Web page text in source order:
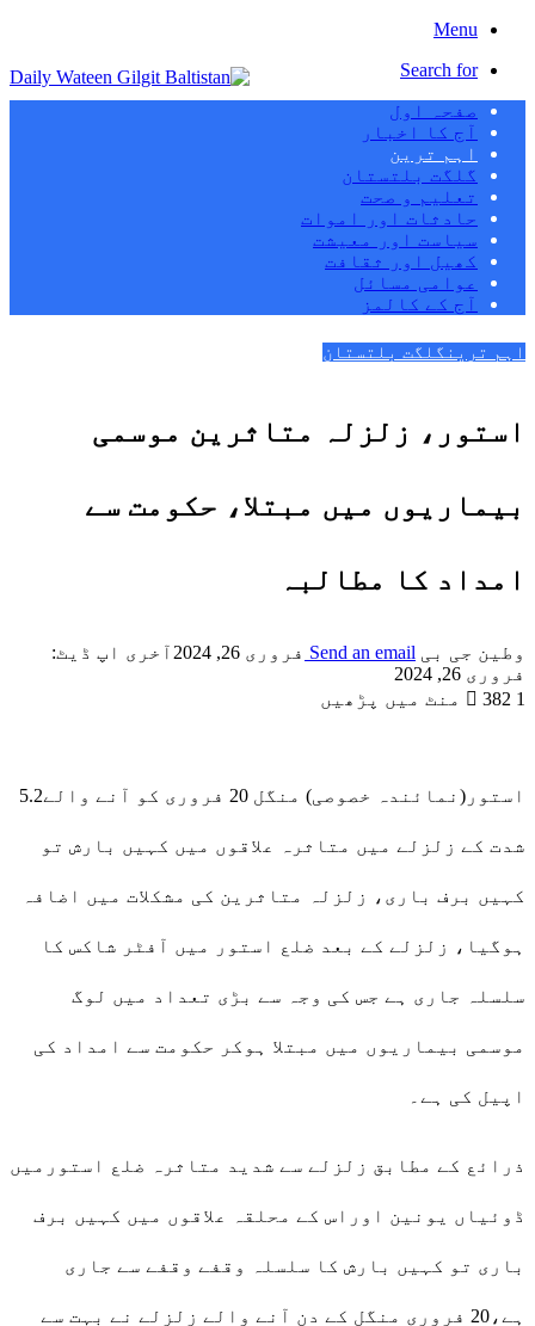
Menu
Search for
صفحہ اول
آج کا اخبار
اہم ترین
گلگت بلتستان
تعلیم و صحت
حادثات اور اموات
سیاست اور معیشت
کھیل اور ثقافت
عوامی مسائل
آج کے کالمز
اہم ترین گلگت بلتستان
استور، زلزلہ متاثرین موسمی
بیماریوں میں مبتلا، حکومت سے
امداد کا مطالبہ
وطین جی بی Send an email فروری 26, 2024
آخری اپ ڈیٹ:
فروری 26, 2024
382 1 منٹ میں پڑھیں
استور(نمائندہ خصوصی) منگل 20 فروری کو آنے والے5.2
شدت کے زلزلے میں متاثرہ علاقوں میں کہیں بارش تو
کہیں برف باری، زلزلہ متاثرین کی مشکلات میں اضافہ
ہوگیا، زلزلے کے بعد ضلع استور میں آفٹر شاکس کا
سلسلہ جاری ہے جس کی وجہ سے بڑی تعداد میں لوگ
موسمی بیماریوں میں مبتلا ہوکر حکومت سے امداد کی
اپیل کی ہے۔
ذرائع کے مطابق زلزلے سے شدید متاثرہ ضلع استورمیں
ڈوئیاں یونین اوراس کے محلقہ علاقوں میں کہیں برف
باری تو کہیں بارش کا سلسلہ وقفے وقفے سے جاری
ہے،20 فروری منگل کے دن آنے والے زلزلے نے بہت سے